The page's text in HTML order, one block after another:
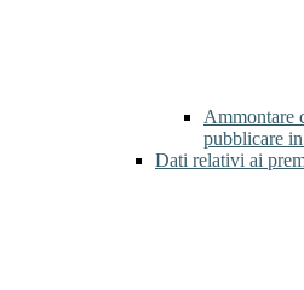
Ammontare
pubblicare
Dati relativi ai